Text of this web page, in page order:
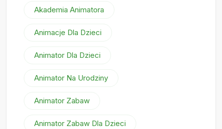
Akademia Animatora
Animacje Dla Dzieci
Animator Dla Dzieci
Animator Na Urodziny
Animator Zabaw
Animator Zabaw Dla Dzieci